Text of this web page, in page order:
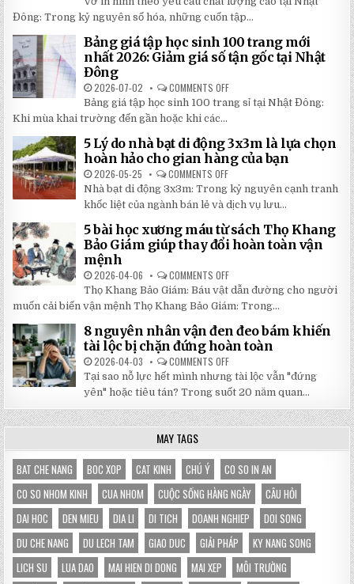
LẮP
ĐẶT
ĐÁNG
ĐẦU
NHẤT
2026
24H
ĐỂ
HOÀN
VỞ
IN
HÌNH
YÊU
CHẤT
LƯỢNG
RẺ
TẠI
NHẬT
ĐÔNG
Đông: Trong kỷ nguyên số hóa, những cuốn tập...
Bảng giá tập học sinh 100 trang mới
nhất 2026: Giảm giá số tận gốc tại Nhật
Đông
2026-07-02 COMMENTS OFF
BẢNG
GIÁ
100
TRANG
MỚI
2026:
GIẢM
GIÁ
SỐ
TẬN
GỐC
TẠI
NHẬT
Bảng giá tập học sinh 100 trang sỉ tại Nhật Đông:
Khi mùa khai trường đến gần hoặc khi các...
5 Lý do nhà bạt di động 3x3m là lựa chọn
hoàn hảo cho gian hàng của bạn
2026-05-25 COMMENTS OFF
5
LÝ
DO
NHÀ
BẠT
DI
ĐỘNG
3X3M
LỰA
HOÀN
HẢO
CHO
HÀNG
CỦA
BẠN
Nhà bạt di động 3x3m: Trong kỷ nguyên cạnh tranh
khốc liệt của ngành bán lẻ và dịch vụ lưu...
5 bài học xương máu từ sách Thọ Khang
Bảo Giám giúp thay đổi hoàn toàn vận
mệnh
2026-04-06 COMMENTS OFF
5
BÀI
HỌC
XƯƠNG
MÁU
TỪ
SÁCH
THỌ
BẢO
GIÁM
GIÚP
THAY
ĐỔI
HOÀN
TOÀN
Thọ Khang Bảo Giám: Báu vật dẫn đường cho người
muốn cải biến vận mệnh Thọ Khang Bảo Giám: Trong...
8 nguyên nhân vận đen đeo bám khiến
tài lộc bị chặn đứng hoàn toàn
2026-04-03 COMMENTS OFF
NGUYÊN
NHÂN
VẬN
ĐEN
ĐEO
BÁM
LỘC
BỊ
CHẶN
ĐỨNG
HOÀN
TOÀN
Tại sao nỗ lực hết mình nhưng tài lộc vẫn "đứng
yên" hoặc tiêu tán? Trong suốt 20 năm quan...
MAY TAGS
BAT CHE NANG BOC XOP CAT KINH CHÚ Ý
CO SO IN AN
CO SO NHOM KINH
CUA NHOM CUỘC SỐNG HÀNG NGÀY
CÂU HỎI
DAI HOC
DEN MIEU DIA LI DI TICH DOANH NGHIEP
DOI SONG
DU CHE NANG
DU LECH TAM GIAO DUC GIẢI PHÁP
KY NANG SONG
LICH SU
LUA DAO MAI HIEN DI DONG MAI XEP
MÔI TRƯỜNG